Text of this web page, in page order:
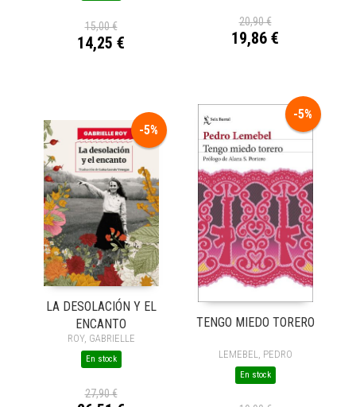
15,00 €
14,25 €
20,90 €
19,86 €
-5%
LA DESOLACIÓN Y EL
ENCANTO
ROY, GABRIELLE
En stock
27,90 €
-5%
TENGO MIEDO TORERO
LEMEBEL, PEDRO
En stock